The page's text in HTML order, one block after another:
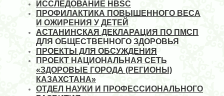
ИССЛЕДОВАНИЕ HBSC
ПРОФИЛАКТИКА ПОВЫШЕННОГО ВЕСА
И ОЖИРЕНИЯ У ДЕТЕЙ
АСТАНИНСКАЯ ДЕКЛАРАЦИЯ ПО ПМСП
ДЛЯ ОБЩЕСТВЕННОГО ЗДОРОВЬЯ
ПРОЕКТЫ ДЛЯ ОБСУЖДЕНИЯ
ПРОЕКТ НАЦИОНАЛЬНАЯ СЕТЬ
«ЗДОРОВЫЕ ГОРОДА (РЕГИОНЫ)
КАЗАХСТАНА»
ОТДЕЛ НАУКИ И ПРОФЕССИОНАЛЬНОГО